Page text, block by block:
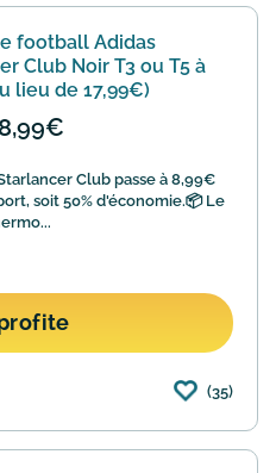
football Adidas
Club Noir T3 ou T5 à
lieu de 17,99€)
8,99€
Club passe à 8,99€
soit 50% d'économie.📦 Le
(35)